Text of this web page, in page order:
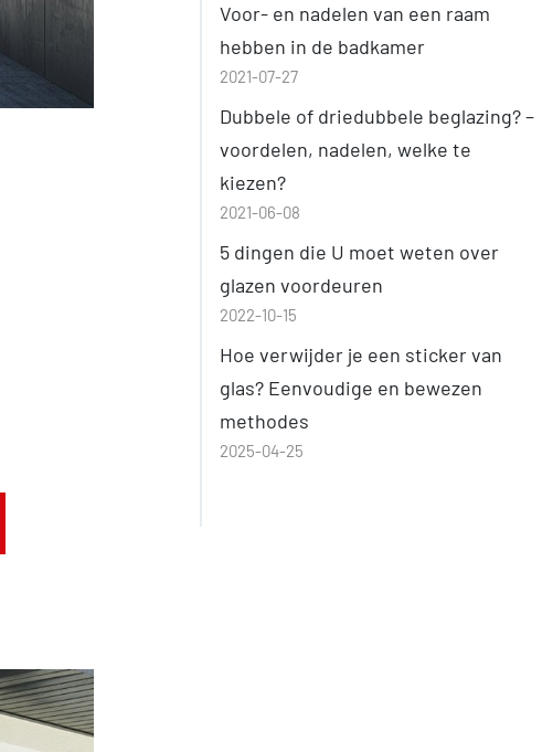
Voor- en nadelen van een raam
hebben in de badkamer
2021-07-27
Dubbele of driedubbele beglazing? –
voordelen, nadelen, welke te
kiezen?
2021-06-08
5 dingen die U moet weten over
glazen voordeuren
2022-10-15
Hoe verwijder je een sticker van
glas? Eenvoudige en bewezen
methodes
2025-04-25